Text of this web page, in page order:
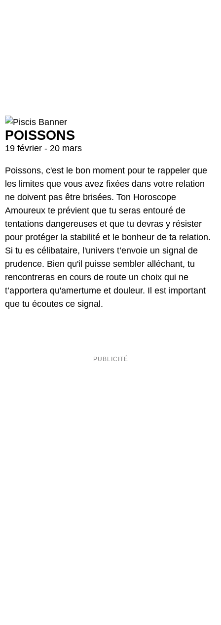
POISSONS
19 février - 20 mars
Poissons, c'est le bon moment pour te rappeler que
les limites que vous avez fixées dans votre relation
ne doivent pas être brisées. Ton Horoscope
Amoureux te prévient que tu seras entouré de
tentations dangereuses et que tu devras y résister
pour protéger la stabilité et le bonheur de ta relation.
Si tu es célibataire, l'univers t’envoie un signal de
prudence. Bien qu'il puisse sembler alléchant, tu
rencontreras en cours de route un choix qui ne
t’apportera qu'amertume et douleur. Il est important
que tu écoutes ce signal.